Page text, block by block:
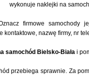
wykonuje naklejki na
firmowe samochody
kontaktowe, nazwę firmy, nr
samochód Bielsko-Biała i
przebiega sprawnie. Za